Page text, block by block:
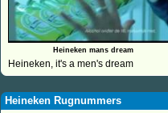
Heineken mans dream
Heineken, it's a men's dream
Heineken Rugnummers